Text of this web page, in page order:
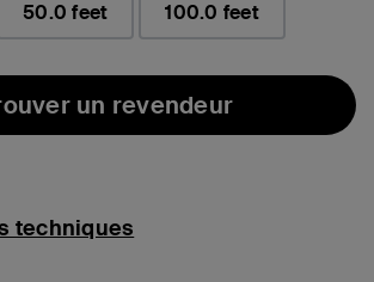
50.0 feet 100.0 feet
un revendeur
techniques